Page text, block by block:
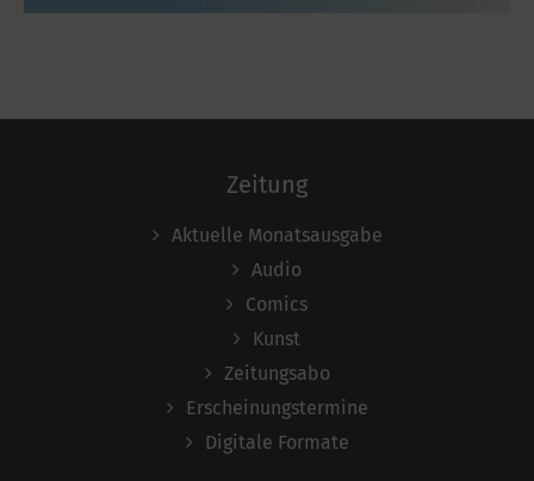
Zeitung
Aktuelle Monatsausgabe
Audio
Comics
Kunst
Zeitungsabo
Erscheinungstermine
Digitale Formate